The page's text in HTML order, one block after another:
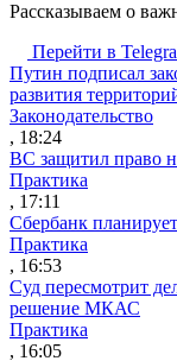
Рассказываем о
Перейти в
Путин подписал
развития
Законодательство
, 18:24
ВС защитил право
Практика
, 17:11
Сбербанк
Практика
, 16:53
Суд пересмотрит
решение МКАС
Практика
, 16:05